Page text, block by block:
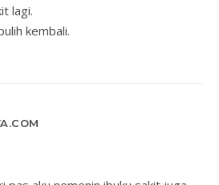
lagi.
kembali.